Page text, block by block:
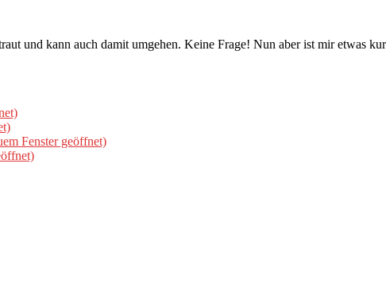
und kann auch damit umgehen. Keine Frage! Nun aber ist mir etwas
Fenster geöffnet)